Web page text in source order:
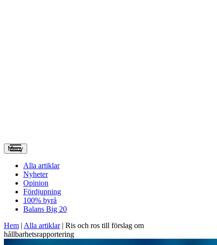
Meny
Alla artiklar
Nyheter
Opinion
Fördjupning
100% byrå
Balans Big 20
Hem | Alla artiklar| Ris och ros till förslag om
hållbarhetsrapportering